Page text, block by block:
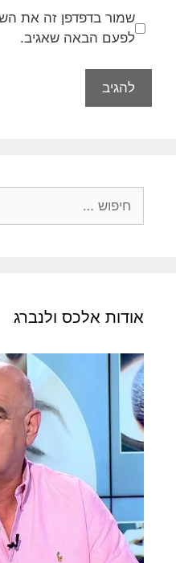
שמור בדפדפן זה את
לפעם הבאה שאגיב.
אודות אלכס ולנברג